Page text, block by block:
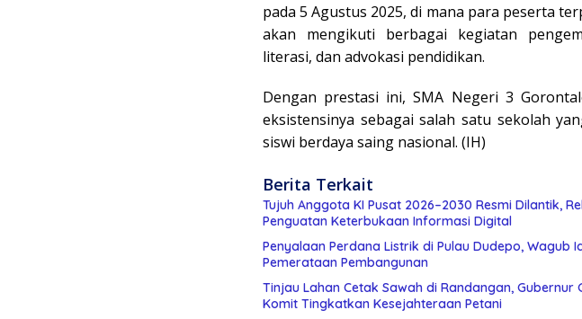
pada 5 Agustus 2025, di mana para peserta
akan mengikuti berbagai kegiatan
literasi, dan advokasi pendidikan.
Dengan prestasi ini, SMA Negeri 3
eksistensinya sebagai salah satu sekolah
siswi berdaya saing nasional. (IH)
Berita Terkait
Tujuh Anggota KI Pusat 2026–2030 Resmi Dilantik,
Penguatan Keterbukaan Informasi Digital
Penyalaan Perdana Listrik di Pulau Dudepo, Wagub
Pemerataan Pembangunan
Tinjau Lahan Cetak Sawah di Randangan, Gubernur
Komit Tingkatkan Kesejahteraan Petani